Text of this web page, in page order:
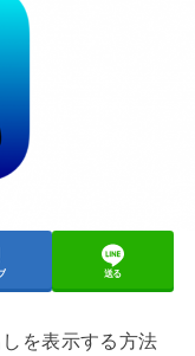
送る
を表示する方法